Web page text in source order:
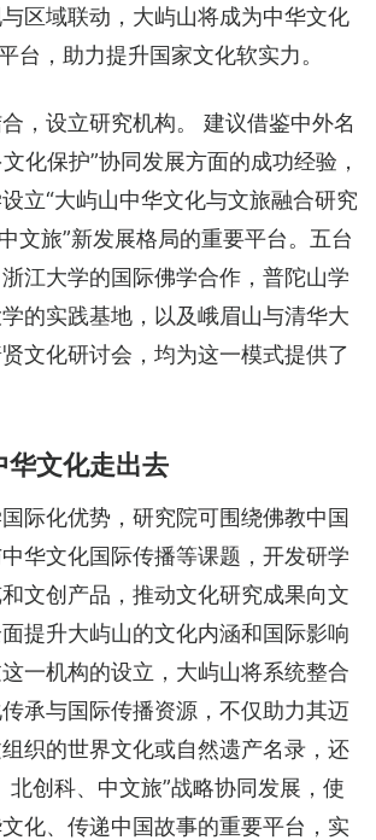
区域联动，大屿山将成为中华文化
台，助力提升国家文化软实力。
，设立研究机构。 建议借鉴中外名
化保护”协同发展方面的成功经验，
立“大屿山中华文化与文旅融合研究
文旅”新发展格局的重要平台。五台
江大学的国际佛学合作，普陀山学
的实践基地，以及峨眉山与清华大
文化研讨会，均为这一模式提供了
华文化走出去
际化优势，研究院可围绕佛教中国
华文化国际传播等课题，开发研学
文创产品，推动文化研究成果向文
提升大屿山的文化内涵和国际影响
一机构的设立，大屿山将系统整合
承与国际传播资源，不仅助力其迈
织的世界文化或自然遗产名录，还
北创科、中文旅”战略协同发展，使
化、传递中国故事的重要平台，实